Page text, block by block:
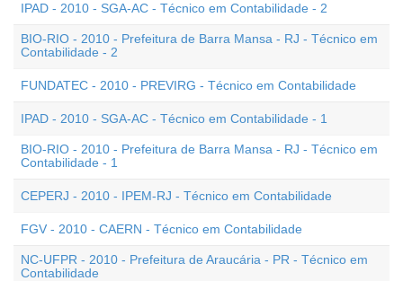
IPAD - 2010 - SGA-AC - Técnico em Contabilidade - 2
BIO-RIO - 2010 - Prefeitura de Barra Mansa - RJ - Técnico em
Contabilidade - 2
FUNDATEC - 2010 - PREVIRG - Técnico em Contabilidade
IPAD - 2010 - SGA-AC - Técnico em Contabilidade - 1
BIO-RIO - 2010 - Prefeitura de Barra Mansa - RJ - Técnico em
Contabilidade - 1
CEPERJ - 2010 - IPEM-RJ - Técnico em Contabilidade
FGV - 2010 - CAERN - Técnico em Contabilidade
NC-UFPR - 2010 - Prefeitura de Araucária - PR - Técnico em
Contabilidade